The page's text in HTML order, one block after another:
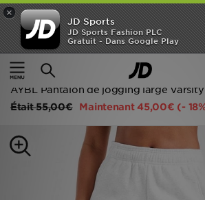
×
JD Sports
JD Sports Fashion PLC
Gratuit - Dans Google Play
Accueil
Femme
Vêtements Femme
AYBL Pantalon de jogging large
Était55,00€ Maintenant45,00€ (-
Accueil
Nouveautés
Homme
Enfant